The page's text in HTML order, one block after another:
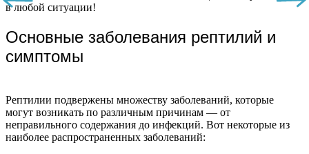
в любой ситуации!
Основные заболевания рептилий и
симптомы
Рептилии подвержены множеству заболеваний, которые
могут возникать по различным причинам — от
неправильного содержания до инфекций. Вот некоторые из
наиболее распространенных заболеваний: